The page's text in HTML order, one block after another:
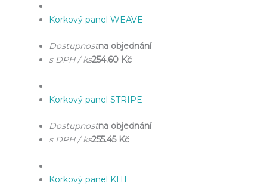
Korkový panel WEAVE
Dostupnostna objednání
s DPH / ks254.60 Kč
Korkový panel STRIPE
Dostupnostna objednání
s DPH / ks255.45 Kč
Korkový panel KITE